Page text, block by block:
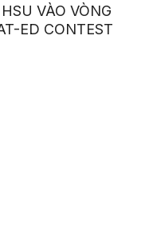
VÀO VÒNG
ED CONTEST